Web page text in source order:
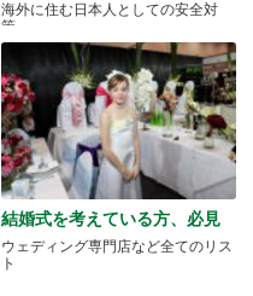
海外に住む日本人としての安全対
策。
結婚式を考えている方、必見
ウェディング専門店など全てのリス
ト